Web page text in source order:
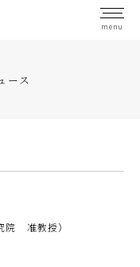
menu
ース
院 准教授）